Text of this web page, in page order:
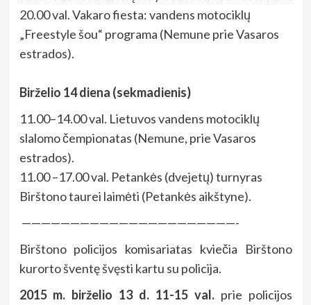
20.00 val. Vakaro fiesta: vandens motociklų
„Freestyle šou“ programa (Nemune prie Vasaros
estrados).
Birželio 14 diena (sekmadienis)
11.00–14.00 val. Lietuvos vandens motociklų
slalomo čempionatas (Nemune, prie Vasaros
estrados).
11.00 –17.00 val. Petankės (dvejetų) turnyras
Birštono taurei laimėti (Petankės aikštyne).
——————————————————————-
Birštono policijos komisariatas kviečia Birštono
kurorto šventę švęsti kartu su policija.
2015 m. birželio 13 d. 11-15 val.prie policijos